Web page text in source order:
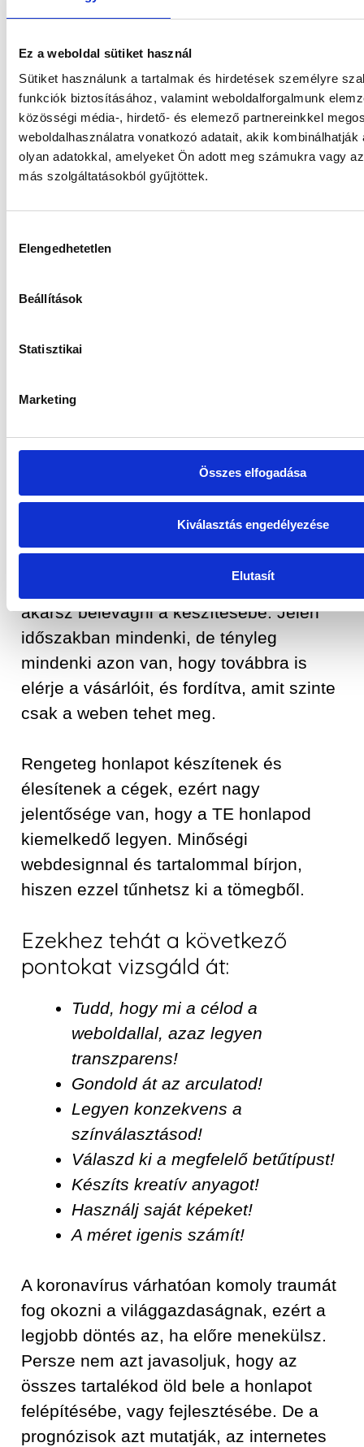
Ez a weboldal sütiket használ
Sütiket használunk a tartalmak és hirdetések személyre
funkciók biztosításához, valamint weboldalforgalmunk
közösségi média-, hirdető- és elemező partnereinkkel
weboldalhasználatra vonatkozó adatait, akik kombinálhatják
olyan adatokkal, amelyeket Ön adott meg számukra vagy
más szolgáltatásokból gyűjtöttek.
kiválasztása
Elengedhetetlen
Beállítások
Statisztikai
Marketing
Összes elfogadása
Kiválasztás engedélyezése
Elutasít
lépést tettél a weboldal optimalizálás
Végezetül pedig egy olyan tanács, amit
ugyancsak sokan hajlamosak elfeledni,
pedig a honlap optimalizálás alapköve
2020-ban, a reszponzivitás. Mivel az
online marketing eszközök című
ezért elengedhetetlen, hogy ehhez te is
weboldalt, ami baromi jól néz ki asztali
rád és szétesik az oldal, akkor többet
optimalizálása nem könnyű feladat akkor
akarsz belevágni a készítésébe. Jelen
időszakban mindenki, de tényleg
mindenki azon van, hogy továbbra is
elérje a vásárlóit, és fordítva, amit szinte
csak a weben tehet meg.
Rengeteg honlapot készítenek és
élesítenek a cégek, ezért nagy
jelentősége van, hogy a TE honlapod
kiemelkedő legyen. Minőségi
webdesignnal és tartalommal bírjon,
hiszen ezzel tűnhetsz ki a tömegből.
Ezekhez tehát a következő
pontokat vizsgáld át:
Tudd, hogy mi a célod a
weboldallal, azaz legyen
transzparens!
Gondold át az arculatod!
Legyen konzekvens a
színválasztásod!
Válaszd ki a megfelelő betűtípust!
Készíts kreatív anyagot!
Használj saját képeket!
A méret igenis számít!
A koronavírus várhatóan komoly traumát
fog okozni a világgazdaságnak, ezért a
legjobb döntés az, ha előre menekülsz.
Persze nem azt javasoljuk, hogy az
összes tartalékod öld bele a honlapot
felépítésébe, vagy fejlesztésébe. De a
prognózisok azt mutatják, az internetes